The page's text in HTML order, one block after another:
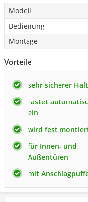
Modell
Bedienung
Montage
Vorteile
sehr sicherer Halt
rastet
ein
wird fest
für Innen- und
Außentüren
mit